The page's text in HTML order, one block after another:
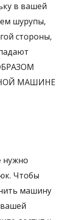
в вашей
шурупы,
стороны,
МАШИНЕ
нужно
Чтобы
машину
вашей